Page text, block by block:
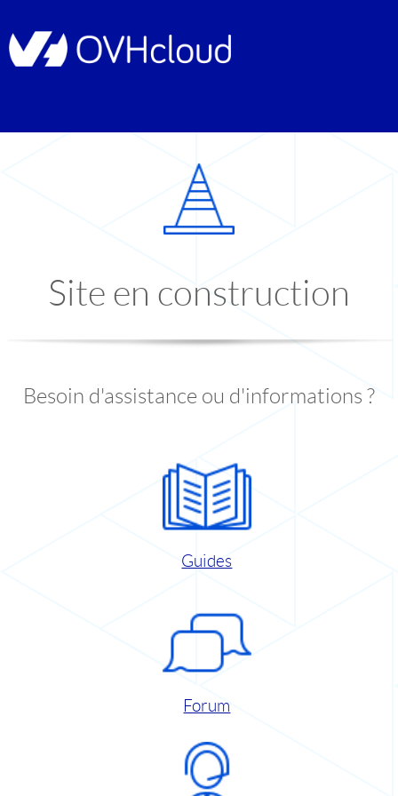
Site en construction
Besoin d'assistance ou d'informations ?
Guides
Forum